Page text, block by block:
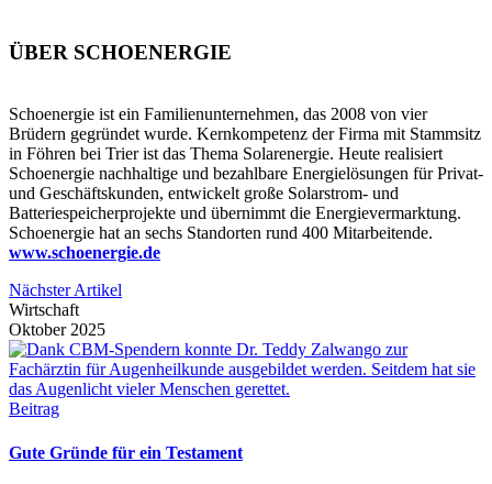
ÜBER SCHOENERGIE
Schoenergie ist ein Familienunternehmen, das 2008 von vier
Brüdern gegründet wurde. Kernkompetenz der Firma mit Stammsitz
in Föhren bei Trier ist das Thema Solarenergie. Heute realisiert
Schoenergie nachhaltige und bezahlbare Energielösungen für Privat-
und Geschäftskunden, entwickelt große Solarstrom- und
Batteriespeicherprojekte und übernimmt die Energievermarktung.
Schoenergie hat an sechs Standorten rund 400 Mitarbeitende.
www.schoenergie.de
Nächster Artikel
Wirtschaft
Oktober 2025
Beitrag
Gute Gründe für ein Testament